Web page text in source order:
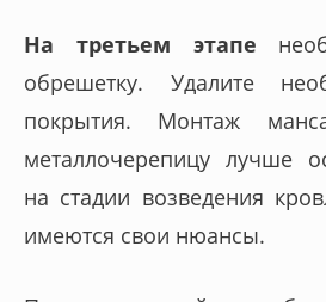
На третьем этапе
обрешетку. Удалите
покрытия. Монтаж
металлочерепицу лучше
на стадии возведения
имеются свои нюансы.